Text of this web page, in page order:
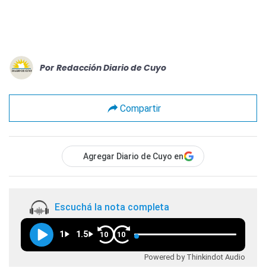
Por Redacción Diario de Cuyo
Compartir
Agregar Diario de Cuyo en
Escuchá la nota completa
1 1.5 10 10
Powered by Thinkindot Audio